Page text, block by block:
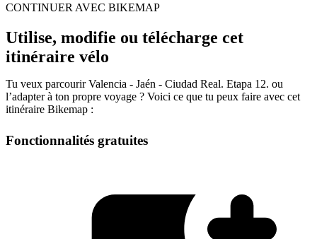
CONTINUER AVEC BIKEMAP
Utilise, modifie ou télécharge cet
itinéraire vélo
Tu veux parcourir Valencia - Jaén - Ciudad Real. Etapa 12. ou
l’adapter à ton propre voyage ? Voici ce que tu peux faire avec cet
itinéraire Bikemap :
Fonctionnalités gratuites